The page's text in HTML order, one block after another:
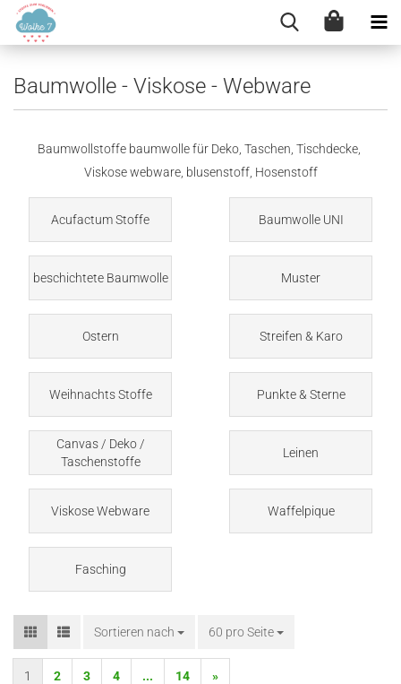
Baumwolle - Viskose - Webware
Baumwollstoffe baumwolle für Deko, Taschen, Tischdecke,
Viskose webware, blusenstoff, Hosenstoff
Acufactum Stoffe Baumwolle UNI
beschichtete Baumwolle Muster
Ostern Streifen & Karo
Weihnachts Stoffe Punkte & Sterne
Canvas / Deko /
Taschenstoffe
Leinen
Viskose Webware Waffelpique
Fasching
Sortieren nach
Sortieren nach 60 pro Seite
pro Seite
1 2 3 4 ... 14 »